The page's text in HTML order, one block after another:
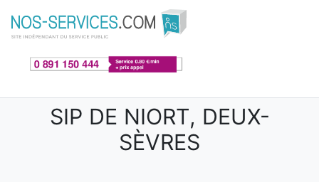
Aller au contenu principal
SIP DE NIORT, DEUX-
SÈVRES